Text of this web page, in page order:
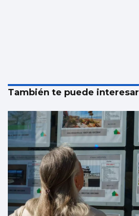
También te puede interesar